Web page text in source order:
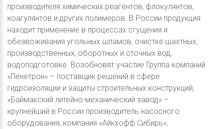
производителя химических реагентов, флокулянтов,
коагулянтов и других полимеров. В России продукция
находит применение в процессах сгущения и
обезвоживания угольных шламов, очистке шахтных,
производственных, оборотных и сточных вод,
водоподготовке. Возобновят участие Группа компаний
«Пенетрон» – поставщик решений в сфере
гидроизоляции и защиты строительных конструкций,
«Баймакский литейно-механический завод» –
крупнейший в России производитель насосного
оборудования, компания «Айкхофф Сибирь»,